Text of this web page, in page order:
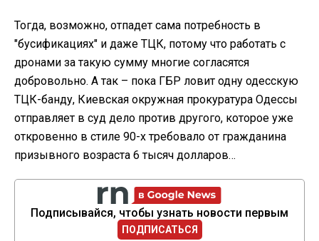
Тогда, возможно, отпадет сама потребность в
"бусификациях" и даже ТЦК, потому что работать с
дронами за такую сумму многие согласятся
добровольно. А так – пока ГБР ловит одну одесскую
ТЦК-банду, Киевская окружная прокуратура Одессы
отправляет в суд дело против другого, которое уже
откровенно в стиле 90-х требовало от гражданина
призывного возраста 6 тысяч долларов…
Подписывайся, чтобы узнать новости первым
ПОДПИСАТЬСЯ